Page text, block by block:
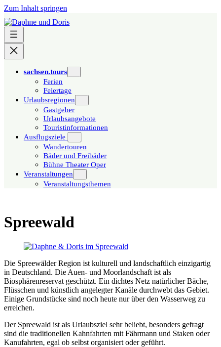
Zum Inhalt springen
sachsen.tours
Ferien
Feiertage
Urlaubsregionen
Gastgeber
Urlaubsangebote
Touristinformationen
Ausflugsziele
Wandertouren
Bäder und Freibäder
Bühne Theater Oper
Veranstaltungen
Veranstaltungsthemen
Spreewald
Die Spreewälder Region ist kulturell und landschaftlich einzigartig
in Deutschland. Die Auen- und Moorlandschaft ist als
Biosphärenreservat geschützt. Ein dichtes Netz natürlicher Bäche,
Flüsschen und künstlich angelegter Kanäle durchwebt das Gebiet.
Einige Grundstücke sind noch heute nur über den Wasserweg zu
erreichen.
Der Spreewald ist als Urlaubsziel sehr beliebt, besonders gefragt
sind die traditionellen Kahnfahrten mit Fährmann und Staken oder
Kanufahrten, egal ob selbst organisiert oder geführt.